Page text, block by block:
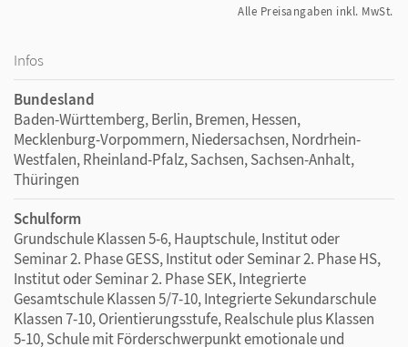
Alle Preisangaben inkl. MwSt.
Infos
Bundesland
Baden-Württemberg, Berlin, Bremen, Hessen,
Mecklenburg-Vorpommern, Niedersachsen, Nordrhein-
Westfalen, Rheinland-Pfalz, Sachsen, Sachsen-Anhalt,
Thüringen
Schulform
Grundschule Klassen 5-6, Hauptschule, Institut oder
Seminar 2. Phase GESS, Institut oder Seminar 2. Phase HS,
Institut oder Seminar 2. Phase SEK, Integrierte
Gesamtschule Klassen 5/7-10, Integrierte Sekundarschule
Klassen 7-10, Orientierungsstufe, Realschule plus Klassen
5-10, Schule mit Förderschwerpunkt emotionale und